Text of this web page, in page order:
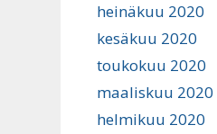
heinäkuu 2020
kesäkuu 2020
toukokuu 2020
maaliskuu 2020
helmikuu 2020